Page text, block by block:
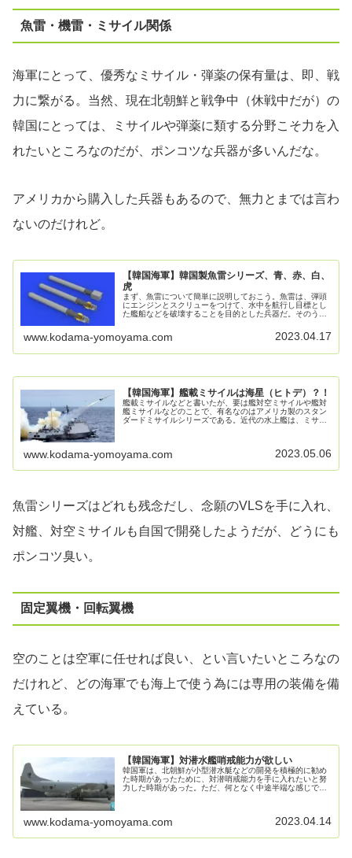
魚雷・機雷・ミサイル関係
海軍にとって、優秀なミサイル・弾薬の保有量は、即、戦
力に繋がる。当然、現在北朝鮮と戦争中（休戦中だが）の
韓国にとっては、ミサイルや弾薬に類する分野こそ力を入
れたいところなのだが、ポンコツな兵器が多いんだな。
アメリカから購入した兵器もあるので、無力とまでは言わ
ないのだけれど。
【韓国海軍】韓国製魚雷シリーズ、青、赤、白、
虎
まず、魚雷について簡単に説明しておこう。魚雷は、弾頭
にエンジンとスクリューをつけて、水中を航行し目標とし
た艦船などを破壊することを目的とした兵器だ。そのう
www.kodama-yomoyama.com 2023.04.17
【韓国海軍】艦載ミサイルは海星（ヒトデ）？！
艦載ミサイルなどと書いたが、要は艦対空ミサイルや艦対
艦ミサイルなどのことで、有名なのはアメリカ製のスタン
ダードミサイルシリーズである。近代の水上艦は、ミサイ
www.kodama-yomoyama.com 2023.05.06
魚雷シリーズはどれも残念だし、念願のVLSを手に入れ、
対艦、対空ミサイルも自国で開発したようだが、どうにも
ポンコツ臭い。
固定翼機・回転翼機
空のことは空軍に任せれば良い、とい言いたいところなの
だけれど、どの海軍でも海上で使う為には専用の装備を備
えている。
【韓国海軍】対潜水艦哨戒能力が欲しい
韓国軍は、北朝鮮が小型潜水艇などの開発を積極的に勧め
た時期があったために、対潜哨戒能力を手に入れたいと努
力した時期があった。ただ、何となく中途半端な感じで配
www.kodama-yomoyama.com 2023.04.14